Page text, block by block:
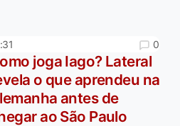
0
joga Iago? Lateral
o que aprendeu na
antes de
ao São Paulo